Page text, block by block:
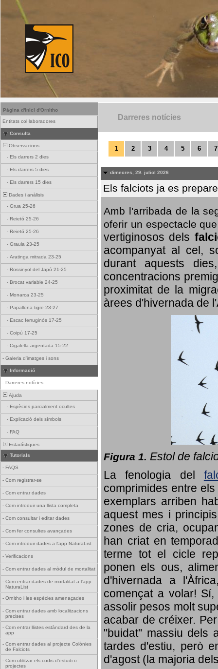
Pàgina d'inici d'Ornitho
Entitats col·laboradores
Consulta
Observacions
- Els darrers 2 dies
- Els darrers 5 dies
- Els darrers 15 dies
Dades i anàlisis
- Grua 25-26
- Reietó 25-26
- Reietó 25-26
- Graula 23-25
- Aratinga mitrada 23-25
- Rossinyol del Japó 21-25
- Brocat variable 24-25
- Monarca 23-25
- Papallona tigre 23-27
- Escac ferruginós 17-25
- Coipú 17-25
- Cigalella argentada 15-22
- Galeria d'imatges i sons
Informació
- Darreres notícies
Ajuda
- Espècies parcialment ocultes
- Explicació dels símbols
- FAQ
Estadístiques
Tutorials
- FAQS
- Com registrar-se
- Com entrar dades
- Com introduir una llista completa
- Com consultar i editar dades
- Com fer consultes avançades
- Com introduir dades a l'app NaturaList
- Verificacions
- Com entrar dades al mòdul de mortalitat
- Com entrar dades de mortalitat a l'app
NaturaList
- Ornitho i les espècies amenaçades
- Com entrar dades amb localitzacions
precises
- Com entrar llistes estàndard des de la
app
- Com entrar dades al projecte Colònies
de Falciots
- Com utilitzar els codis d'estudi o
projectes
Darreres notícies
1 2 3 4 5 6 7
dimecres, 29. juliol 2026
Els falciots ja es
Amb l'arribada de la
oferir un espectacle
vertiginosos dels
acompanyat al cel,
durant aquests
concentracions
proximitat de la
àrees d'hivernada de
Figura 1. Estol de
La fenologia del
comprimides entre
exemplars arriben
aquest mes i
zones de cria,
han criat en
terme tot el cicle
ponen els ous,
d'hivernada a
començat a volar!
assolir pesos molt
acabar de créixer.
"buidat" massiu dels
tardes d'estiu, però
d'agost (la majoria